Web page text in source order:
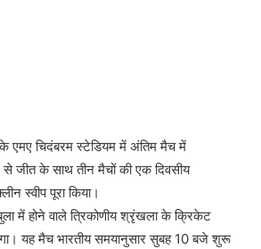
एमए चिदंबरम स्टेडियम में अंतिम मैच में
से जीत के साथ तीन मैचों की एक दिवसीय
स्वीप पूरा किया।
में होने वाले त्रिकोणीय श्रृंखला के क्रिकेट
यह मैच भारतीय समयानुसार सुबह 10 बजे शुरू